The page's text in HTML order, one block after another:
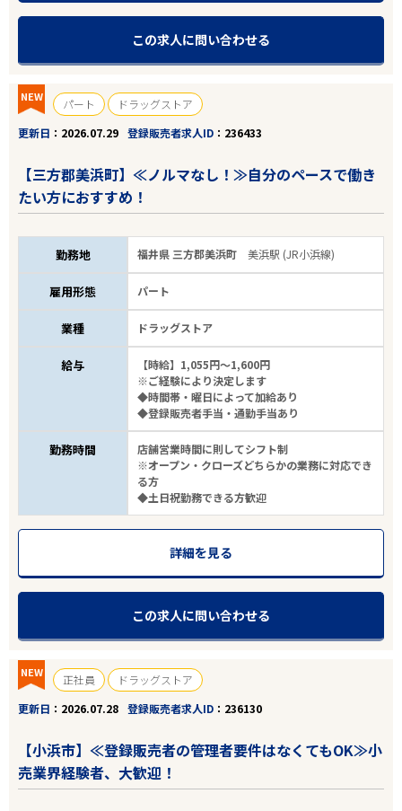
雇用形態
こだわり条件
フリーワード
この求人に問い合わせる
NEW パート
ドラッグストア
更新日
2026.07.29 登録販売者求人ID 236433
【三方郡美浜町】≪ノルマなし！≫自分のペースで働き
たい方におすすめ！
勤務地 福井県 三方郡美浜町美浜駅 (JR小浜線)
雇用形態 パート
業種 ドラッグストア
給与
【時給】1,055円～1,600円
※ご経験により決定します
◆時間帯・曜日によって加給あり
◆登録販売者手当・通勤手当あり
勤務時間
店舗営業時間に則してシフト制
※オープン・クローズどちらかの業務に対応でき
る方
◆土日祝勤務できる方歓迎
詳細を見る
この求人に問い合わせる
NEW 正社員
ドラッグストア
更新日
2026.07.28 登録販売者求人ID 236130
【小浜市】≪登録販売者の管理者要件はなくてもOK≫小
売業界経験者、大歓迎！